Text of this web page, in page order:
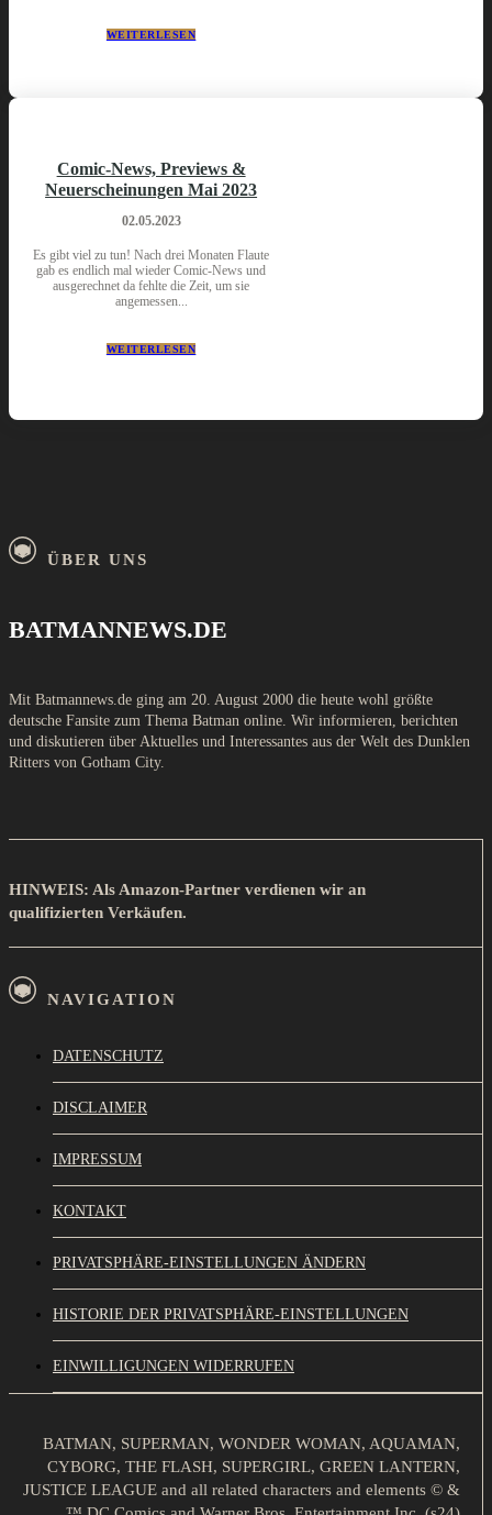
WEITERLESEN
Comic-News, Previews &
Neuerscheinungen Mai 2023
02.05.2023
Es gibt viel zu tun! Nach drei Monaten Flaute
gab es endlich mal wieder Comic-News und
ausgerechnet da fehlte die Zeit, um sie
angemessen...
WEITERLESEN
ÜBER UNS
BATMANNEWS.DE
Mit Batmannews.de ging am 20. August 2000 die heute wohl größte
deutsche Fansite zum Thema Batman online. Wir informieren, berichten
und diskutieren über Aktuelles und Interessantes aus der Welt des Dunklen
Ritters von Gotham City.
HINWEIS: Als Amazon-Partner verdienen wir an
qualifizierten Verkäufen.
NAVIGATION
DATENSCHUTZ
DISCLAIMER
IMPRESSUM
KONTAKT
PRIVATSPHÄRE-EINSTELLUNGEN ÄNDERN
HISTORIE DER PRIVATSPHÄRE-EINSTELLUNGEN
EINWILLIGUNGEN WIDERRUFEN
BATMAN, SUPERMAN, WONDER WOMAN, AQUAMAN,
CYBORG, THE FLASH, SUPERGIRL, GREEN LANTERN,
JUSTICE LEAGUE and all related characters and elements © &